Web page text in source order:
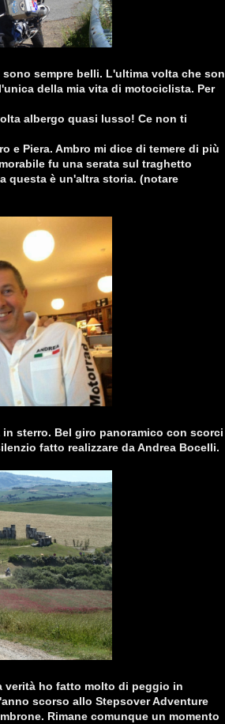
sempre belli. L'ultima volta che son
della mia vita di motociclista. Per
albergo quasi lusso! Ce non ti
e Piera. Ambro mi dice di temere di più
fu una serata sul traghetto
questa è un'altra storia. (notare
sterro. Bel giro panoramico con scorci
fatto realizzare da Andrea Bocelli.
verità ho fatto molto di peggio in
scorso allo Stepsover Adventure
Rimane comunque un momento